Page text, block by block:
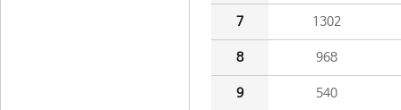
7 1302
8 968
9 540